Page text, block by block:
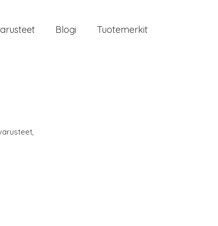
Blogi Tuotemerkit
,